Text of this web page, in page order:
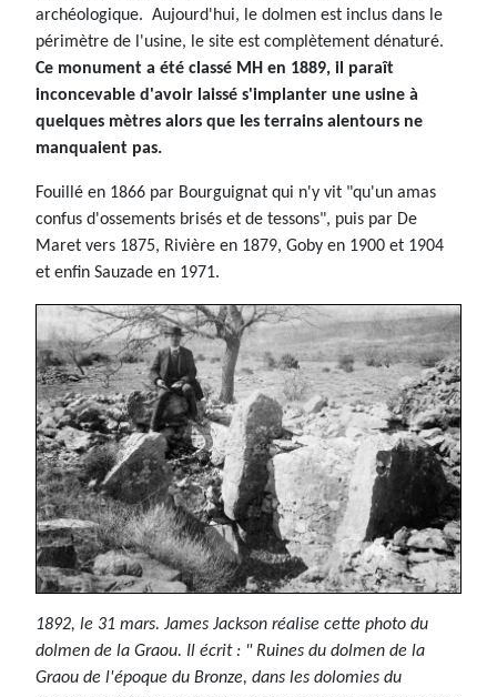
archéologique. Aujourd'hui, le dolmen est inclus dans le
périmètre de l'usine, le site est complètement dénaturé.
Ce monument a été classé MH en 1889, il paraît
inconcevable d'avoir laissé s'implanter une usine à
quelques mètres alors que les terrains alentours ne
manquaient pas.
Fouillé en 1866 par Bourguignat qui n'y vit "qu'un amas
confus d'ossements brisés et de tessons", puis par De
Maret vers 1875, Rivière en 1879, Goby en 1900 et 1904
et enfin Sauzade en 1971.
1892, le 31 mars. James Jackson réalise cette photo du
dolmen de la Graou. Il écrit : " Ruines du dolmen de la
Graou de l'époque du Bronze, dans les dolomies du